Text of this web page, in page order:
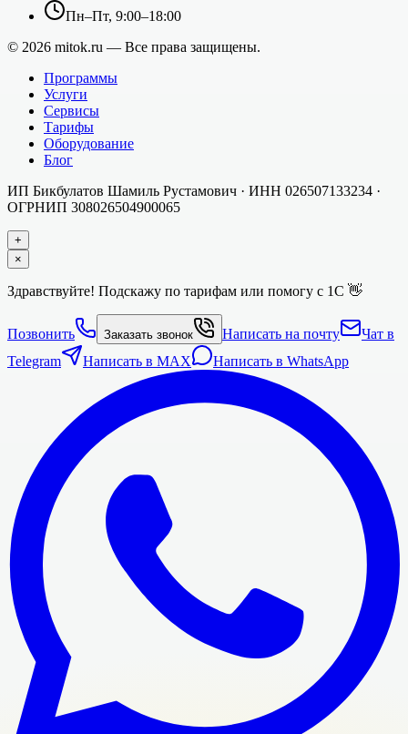
Пн–Пт, 9:00–18:00
© 2026 mitok.ru — Все права защищены.
Программы
Услуги
Сервисы
Тарифы
Оборудование
Блог
ИП Бикбулатов Шамиль Рустамович · ИНН 026507133234 ·
ОГРНИП 308026504900065
+
×
Здравствуйте! Подскажу по тарифам или помогу с 1С 👋
Позвонить Заказать звонок Написать на почту
Чат в
Telegram
Написать в MAX Написать в WhatsApp